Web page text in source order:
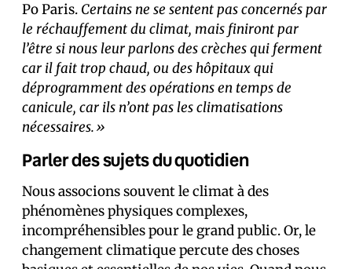
Po Paris. Certains ne se sentent pas concernés par
le réchauffement du climat, mais finiront par
l’être si nous leur parlons des crèches qui ferment
car il fait trop chaud, ou des hôpitaux qui
déprogramment des opérations en temps de
canicule, car ils n’ont pas les climatisations
nécessaires.»
Parler des sujets du quotidien
Nous associons souvent le climat à des
phénomènes physiques complexes,
incompréhensibles pour le grand public. Or, le
changement climatique percute des choses